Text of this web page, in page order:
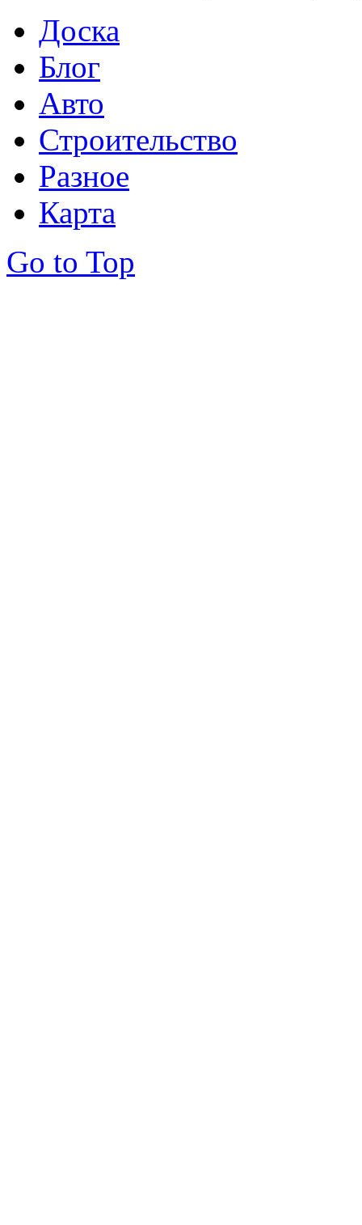
Доска
Блог
Авто
Строительство
Разное
Карта
Go to Top